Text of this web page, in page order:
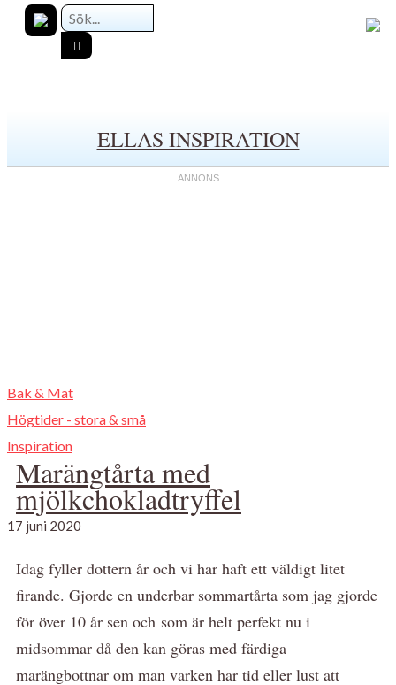
ELLAS INSPIRATION
Bak & Mat
Högtider - stora & små
Inspiration
Marängtårta med
mjölkchokladtryffel
17 juni 2020
Idag fyller dottern år och vi har haft ett väldigt litet
firande. Gjorde en underbar sommartårta som jag gjorde
för över 10 år sen och som är helt perfekt nu i
midsommar då den kan göras med färdiga
marängbottnar om man varken har tid eller lust att